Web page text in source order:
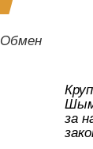
р
а
Обмен
за